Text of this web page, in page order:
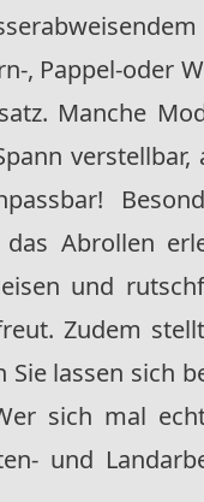
, Pappel-oder
Manche
Abrollen
und
Zudem
Sie lassen sich
sich mal
und